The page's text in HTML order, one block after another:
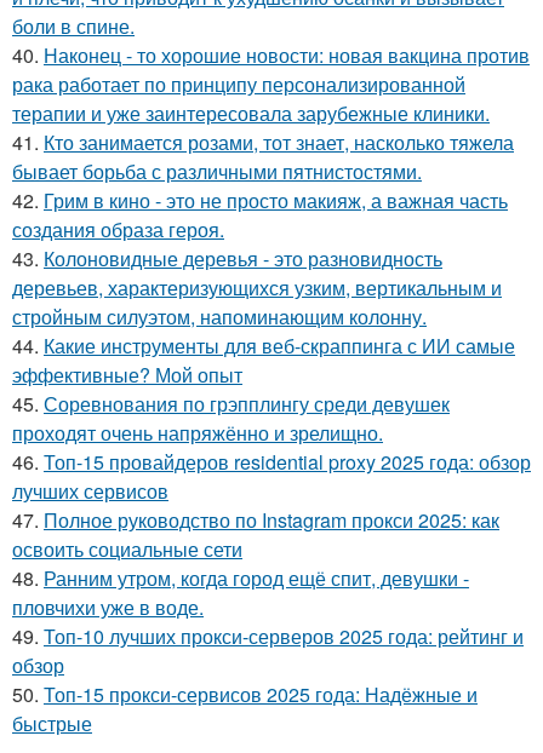
боли в спине.
40. Наконец - то хорошие новости: новая вакцина против
рака работает по принципу персонализированной
терапии и уже заинтересовала зарубежные клиники.
41. Кто занимается розами, тот знает, насколько тяжела
бывает борьба с различными пятнистостями.
42. Грим в кино - это не просто макияж, а важная часть
создания образа героя.
43. Колоновидные деревья - это разновидность
деревьев, характеризующихся узким, вертикальным и
стройным силуэтом, напоминающим колонну.
44. Какие инструменты для веб-скраппинга с ИИ самые
эффективные? Мой опыт
45. Соревнования по грэпплингу среди девушек
проходят очень напряжённо и зрелищно.
46. Топ-15 провайдеров residential proxy 2025 года: обзор
лучших сервисов
47. Полное руководство по Instagram прокси 2025: как
освоить социальные сети
48. Ранним утром, когда город ещё спит, девушки -
пловчихи уже в воде.
49. Топ-10 лучших прокси-серверов 2025 года: рейтинг и
обзор
50. Топ-15 прокси-сервисов 2025 года: Надёжные и
быстрые